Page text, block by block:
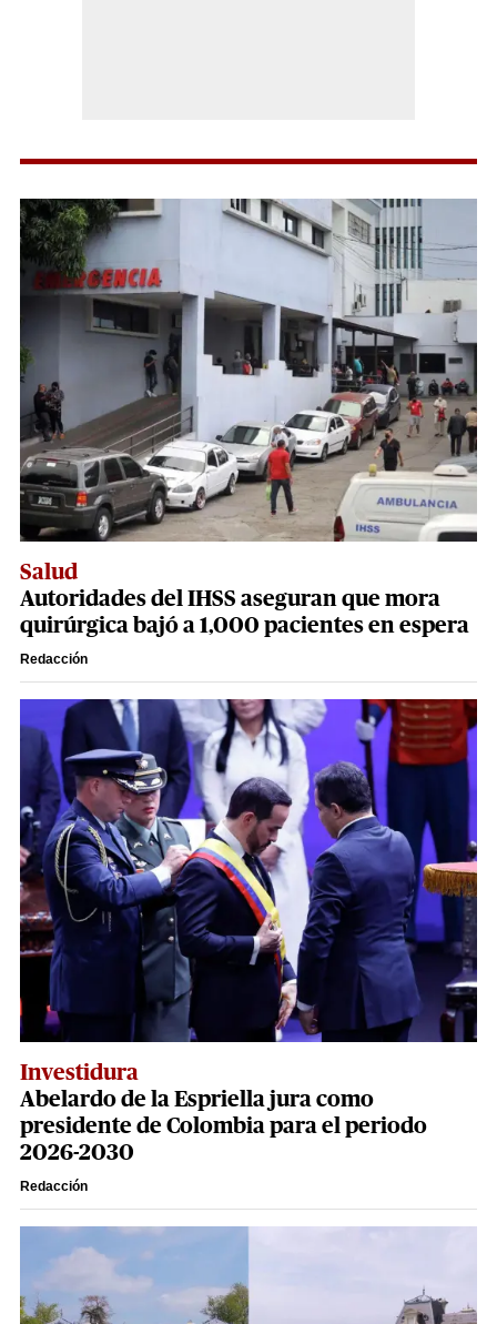
Salud
Autoridades del IHSS aseguran que mora
quirúrgica bajó a 1,000 pacientes en espera
Redacción
Investidura
Abelardo de la Espriella jura como
presidente de Colombia para el periodo
2026-2030
Redacción